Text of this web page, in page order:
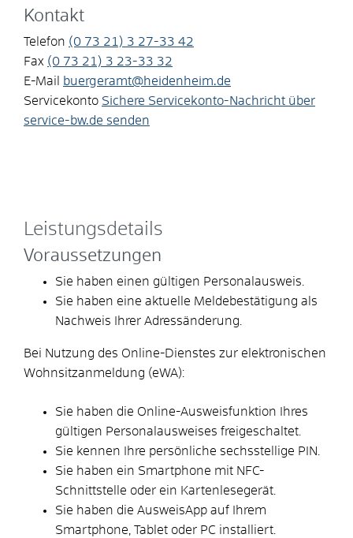
Kontakt
Telefon (0 73 21) 3 27-33 42
Fax (0 73 21) 3 23-33 32
E-Mail
buergeramt@heidenheim.de
Servicekonto Sichere Servicekonto-Nachricht über
service-bw.de senden
Leistungsdetails
Voraussetzungen
Sie haben einen gültigen Personalausweis.
Sie haben eine aktuelle Meldebestätigung als
Nachweis Ihrer Adressänderung.
Bei Nutzung des Online-Dienstes zur elektronischen
Wohnsitzanmeldung (eWA):
Sie haben die Online-Ausweisfunktion Ihres
gültigen Personalausweises freigeschaltet.
Sie kennen Ihre persönliche sechsstellige PIN.
Sie haben ein Smartphone mit NFC-
Schnittstelle oder ein Kartenlesegerät.
Sie haben die AusweisApp auf Ihrem
Smartphone, Tablet oder PC installiert.